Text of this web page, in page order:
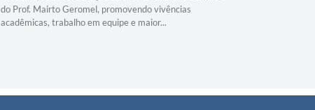
do Prof. Mairto Geromel, promovendo vivências
acadêmicas, trabalho em equipe e maior...